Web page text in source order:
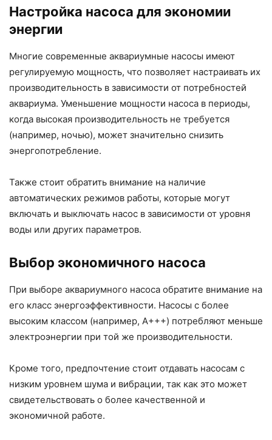
Настройка насоса для экономии
энергии
Многие современные аквариумные насосы имеют
регулируемую мощность, что позволяет настраивать их
производительность в зависимости от потребностей
аквариума. Уменьшение мощности насоса в периоды,
когда высокая производительность не требуется
(например, ночью), может значительно снизить
энергопотребление.
Также стоит обратить внимание на наличие
автоматических режимов работы, которые могут
включать и выключать насос в зависимости от уровня
воды или других параметров.
Выбор экономичного насоса
При выборе аквариумного насоса обратите внимание на
его класс энергоэффективности. Насосы с более
высоким классом (например, A+++) потребляют меньше
электроэнергии при той же производительности.
Кроме того, предпочтение стоит отдавать насосам с
низким уровнем шума и вибрации, так как это может
свидетельствовать о более качественной и
экономичной работе.